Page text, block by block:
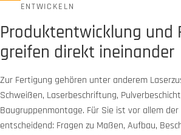
ENTWICKELN
Produktentwicklung und
greifen direkt ineinander
Zur Fertigung gehören unter anderem
Schweißen, Laserbeschriftung,
Baugruppenmontage. Für Sie ist vor allem der
entscheidend: Fragen zu Maßen, Aufbau,